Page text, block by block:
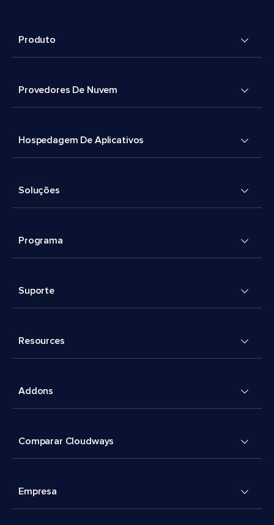
Produto
Provedores De Nuvem
Hospedagem De Aplicativos
Soluções
Programa
Suporte
Resources
Addons
Comparar Cloudways
Empresa